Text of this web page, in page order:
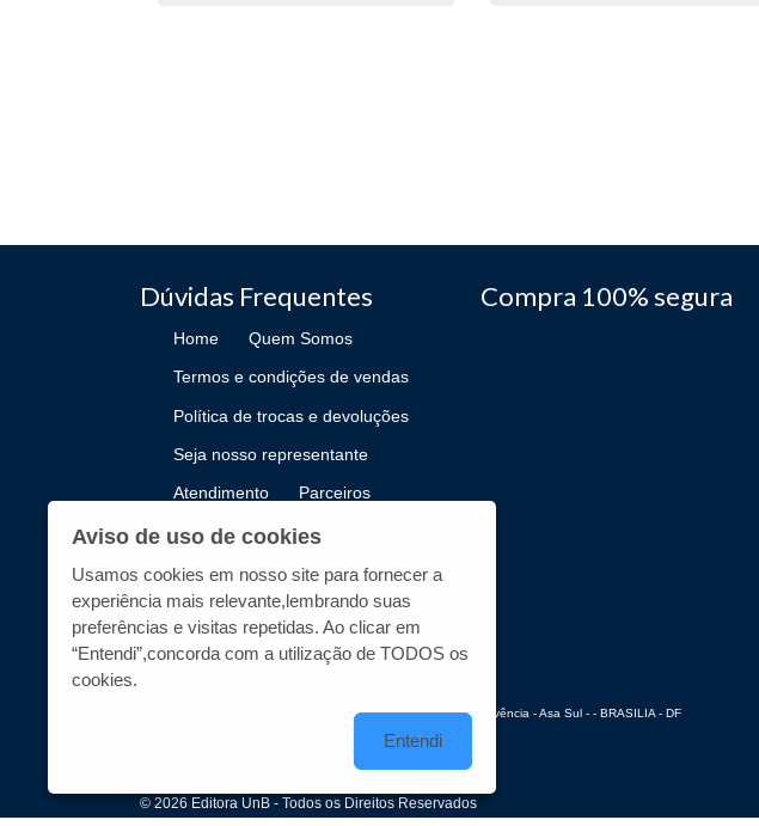
Dúvidas Frequentes
Home Quem Somos
Termos e condições de vendas
Política de trocas e devoluções
Seja nosso representante
Atendimento Parceiros
Como Publicar
Compra 100% segura
Editora UnB - CNPJ n° 00.038.174/0019-72 - UnB, Centro de Vivência - Asa Sul - - BRASILIA - DF
© 2026 Editora UnB - Todos os Direitos Reservados
Aviso de uso de cookies
Usamos cookies em nosso site para fornecer a
experiência mais relevante,lembrando suas
preferências e visitas repetidas. Ao clicar em
“Entendi”,concorda com a utilização de TODOS os
cookies.
Entendi